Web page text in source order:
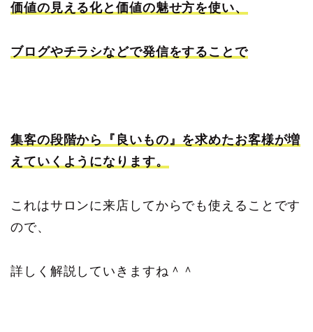
価値の見える化と価値の魅せ方を使い、
ブログやチラシなどで発信をすることで
集客の段階から『良いもの』を求めたお客様が増
えていくようになります。
これはサロンに来店してからでも使えることです
ので、
詳しく解説していきますね＾＾